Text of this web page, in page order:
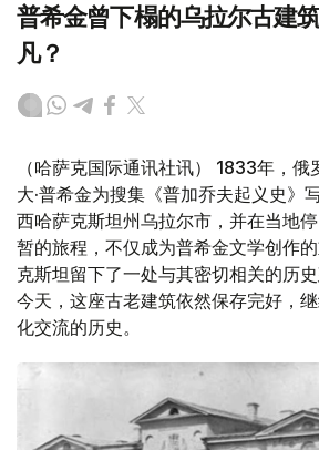
普希金曾下榻的乌拉尔古建
凡？
（哈萨克国际通讯社讯） 1833年，
大·普希金为搜集《普加乔夫起义史》
西哈萨克斯坦州乌拉尔市，并在当地
暂的旅程，不仅成为普希金文学创作
克斯坦留下了一处与其密切相关的历
今天，这座古老建筑依然保存完好，
化交流的历史。